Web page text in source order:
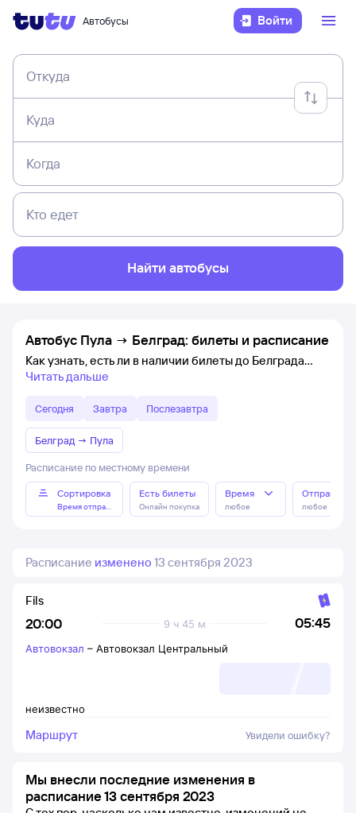
Автобусы Войти
Откуда
Куда
Когда
Кто едет
Найти автобусы
Автобус Пула → Белград: билеты и расписание
Как узнать, есть ли в наличии билеты до Белграда
Читать дальше
Сегодня Завтра Послезавтра
Белград → Пула
Расписание по местному времени
Сортировка
Время отправления
Есть билеты
Онлайн покупка
Время
любое любое
Расписание изменено 13 сентября 2023
20:00 05:45
9 ч 45 м
Fils
неизвестно
Автовокзал – Автовокзал Центральный
Маршрут Увидели ошибку?
Мы внесли последние изменения в
расписание 13 сентября 2023